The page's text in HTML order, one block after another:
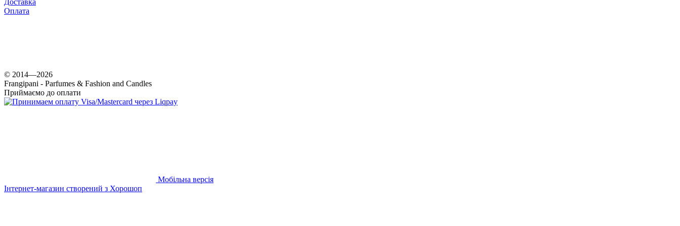
Оплата
© 2014—2026
Frangipani - Parfumes & Fashion and Candles
Приймаємо до оплати
Мобільна версія
Інтернет-магазин створений з Хорошоп